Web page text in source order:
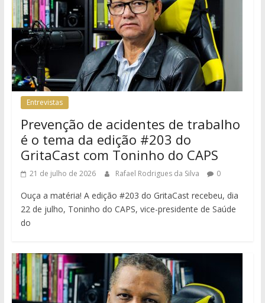
Entrevistas
Prevenção de acidentes de trabalho
é o tema da edição #203 do
GritaCast com Toninho do CAPS
21 de julho de 2026 Rafael Rodrigues da Silva 0
Ouça a matéria! A edição #203 do GritaCast recebeu, dia
22 de julho, Toninho do CAPS, vice-presidente de Saúde
do